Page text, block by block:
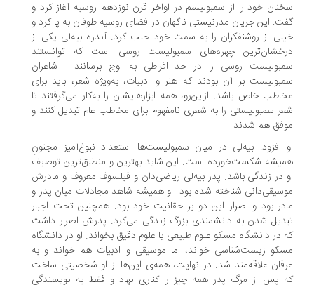
خود را از سمبولیسم در اواخر قرن نوزدهم روسیه آغاز کرد و
این جریان مدرنیستی ناگهان در فضای روسیه طوفان به پا کرد و
از روشنفکران را به سمت خود جلب کرد. آندره بیه‌لی یکی از
چهره‌های سمبولیست روسی است که توانستند
روسی را در حد افراطی به اوج برسانند. شاعران
بر آن بودند که هنر و ادبیات، به‌ویژه شعر، باید برای
خاص باشد. ازاین‌رو، همه‌ ابزارهایشان را به‌کار می‌گرفتند تا
سمبولیستی را به شعری نامفهوم برای مخاطب عام تبدیل کنند و
هم شدند.
افزود: بیه‌لی در میان سمبولیست‌ها استعداد نبوغ‌آمیز مجنونِ
شکست‌خورده است. این شاید بهترین و منطبق‌ترین توصیف
در زندگی باشد. پدر بیه‌لی ریاضی‌دان و فیلسوف معروف و مادرش
شناخته شده بود. او همیشه شاهد مجادلات میان پدر و
بود و اصرار این دو بر حقانیت خود بود. همچنین تحت اجبار
شدن به دانشمندی بزرگ زندگی می‌کرد. پدرش اصرار داشت
در دانشگاه مسکو علوم طبیعی یا علوم دقیق بخواند. او در دانشگاه
زیست‌شناسی خواند، اما موسیقی و ادبیات هم خواند و به
علاقه‌مند شد. در نهایت، همه‌ی این‌ها از او شخصیتی ساخت
پس از مرگ پدر همه‌ چیز را کناری نهاد و فقط به نویسندگی